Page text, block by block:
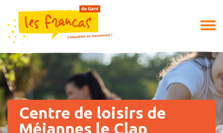
Centre de loisirs de
Méjannes le Clap